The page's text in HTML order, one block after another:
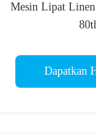
Mesin Lipat
Dapatkan